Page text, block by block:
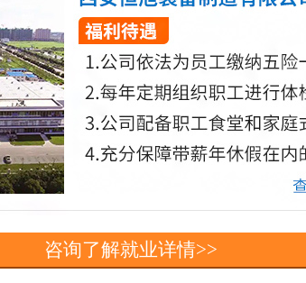
咨询了解就业详情>>